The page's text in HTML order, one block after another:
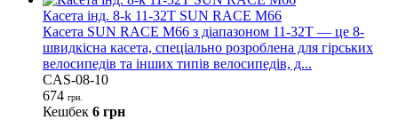
Касета інд. 8-k 11-32T SUN RACE M66
Касета SUN RACE M66 з діапазоном 11-32T — це 8-
швидкісна касета, спеціально розроблена для гірських
велосипедів та інших типів велосипедів, д...
CAS-08-10
674 грн.
Кешбек 6 грн